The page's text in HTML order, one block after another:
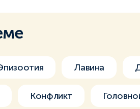
Лавина
Конфликт